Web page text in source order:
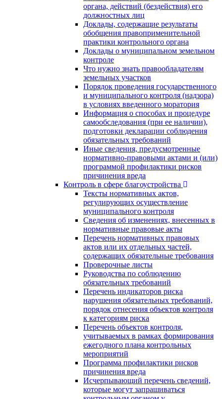
органа, действий (бездействия) его
должностных лиц
Доклады, содержащие результаты
обобщения правоприменительной
практики контрольного органа
Доклады о муниципальном земельном
контроле
Что нужно знать правообладателям
земельных участков
Порядок проведения государственного
и муниципального контроля (надзора)
в условиях введенного моратория
Информация о способах и процедуре
самообследования (при ее наличии),
подготовки декларации соблюдения
обязательных требований
Иные сведения, предусмотренные
нормативно-правовыми актами и (или)
программой профилактики рисков
причинения вреда
Контроль в сфере благоустройства
Тексты нормативных актов,
регулирующих осуществление
муниципального контроля
Сведения об изменениях, внесенных в
нормативные правовые акты
Перечень нормативных правовых
актов или их отдельных частей,
содержащих обязательные требования
Проверочные листы
Руководства по соблюдению
обязательных требований
Перечень индикаторов риска
нарушения обязательных требований,
порядок отнесения объектов контроля
к категориям риска
Перечень объектов контроля,
учитываемых в рамках формирования
ежегодного плана контрольных
мероприятий
Программа профилактики рисков
причинения вреда
Исчерпывающий перечень сведений,
которые могут запрашиваться